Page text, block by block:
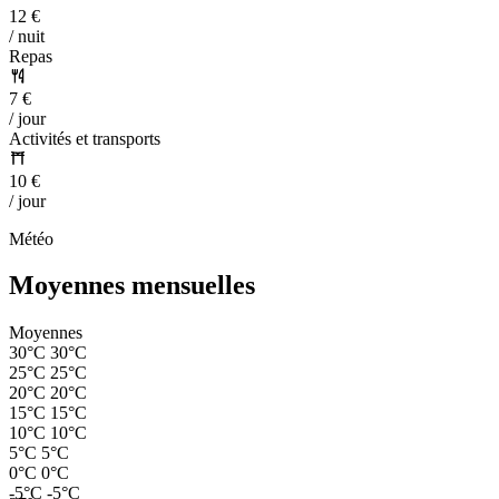
12 €
/ nuit
Repas
7 €
/ jour
Activités et transports
10 €
/ jour
Météo
Moyennes mensuelles
Moyennes
30°C 30°C
25°C 25°C
20°C 20°C
15°C 15°C
10°C 10°C
5°C 5°C
0°C 0°C
-5°C -5°C